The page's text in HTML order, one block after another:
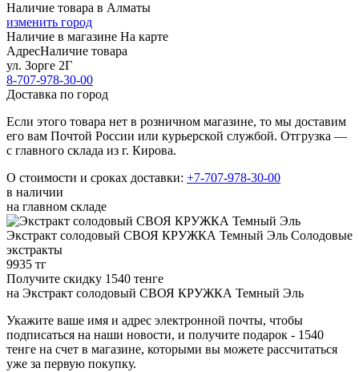
Наличие товара в Алматы
изменить город
Наличие в магазине На карте
АдресНаличие товара
ул. Зорге 2Г
8-707-978-30-00
Доставка по город
Если этого товара нет в розничном магазине, то мы доставим
его вам Почтой России или курьерской службой. Отгрузка —
с главного склада из г. Кирова.
О стоимости и сроках доставки: +7-707-978-30-00
в наличии
на главном складе
Экстракт солодовый СВОЯ КРУЖКА Темный Эль Солодовые
экстракты
9935 тг
Получите скидку 1540 тенге
на Экстракт солодовый СВОЯ КРУЖКА Темный Эль
Укажите ваше имя и адрес электронной почты, чтобы
подписаться на наши новости, и получите подарок - 1540
тенге на счет в магазине, которыми вы можете рассчитаться
уже за первую покупку.